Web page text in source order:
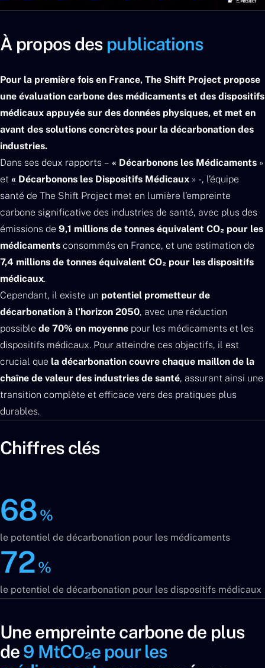
À propos des publications
Pour la première fois en France, The Shift Project propose
une évaluation carbone des médicaments et des dispositifs
médicaux appuyée sur des données physiques, et met en
avant des solutions concrètes pour la décarbonation des
industries.
Dans ses deux rapports – « Décarbonons les Médicaments »
et « Décarbonons les Dispositifs Médicaux » -, l’équipe
santé de The Shift Project met en lumière l’empreinte
carbone significative des industries de santé, avec plus des
émissions de 9,1 millions de tonnes équivalent CO₂ pour les
médicaments consommés en France, et une estimation de
7,4 millions de tonnes équivalent CO₂ pour les dispositifs
médicaux.
Cependant, il existe un potentiel prometteur de
décarbonation à l’horizon 2050, avec une réduction
possible de 70% en moyenne pour les médicaments et les
dispositifs médicaux. Pour atteindre ces objectifs, il est
crucial que la décarbonation couvre chaque maillon de la
chaîne de valeur des industries de santé, assurant ainsi une
transition complète et efficace vers des pratiques plus
durables.
Chiffres clés
68 %
le potentiel de décarbonation pour les médicaments
72 %
le potentiel de décarbonation pour les dispositifs médicaux
Une empreinte carbone de plus
de9 MtCO₂e pour les